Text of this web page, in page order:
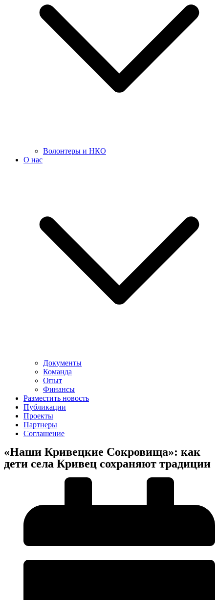
Волонтеры и НКО
О нас
Документы
Команда
Опыт
Финансы
Разместить новость
Публикации
Проекты
Партнеры
Соглашение
«Наши Кривецкие Сокровища»: как
дети села Кривец сохраняют традиции